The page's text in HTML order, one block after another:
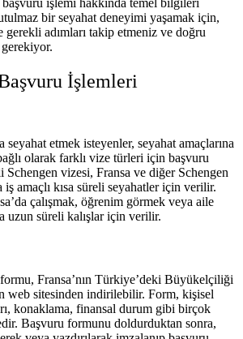
işlemi hakkında temel bilgileri
bir seyahat deneyimi yaşamak için,
gerekli adımları takip etmeniz ve doğru
gerekiyor.
İşlemleri
etmek isteyenler, seyahat amaçlarına
olarak farklı vize türleri için başvuru
Schengen vizesi, Fransa ve diğer Schengen
amaçlı kısa süreli seyahatler için verilir.
çalışmak, öğrenim görmek veya aile
uzun süreli kalışlar için verilir.
Fransa’nın Türkiye’deki Büyükelçiliği
web sitesinden indirilebilir. Form, kişisel
konaklama, finansal durum gibi birçok
Başvuru formunu doldurduktan sonra,